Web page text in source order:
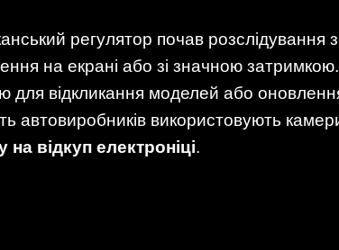
регулятор почав розслідування
на екрані або зі значною
для відкликання моделей або
автовиробників використовують
на відкуп електроніці.